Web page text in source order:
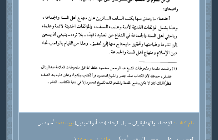
نام کتاب : الإعتقاد والهداية إلى سبيل الرشاد (ت: أبو العينين)نویسنده :أحمد بن